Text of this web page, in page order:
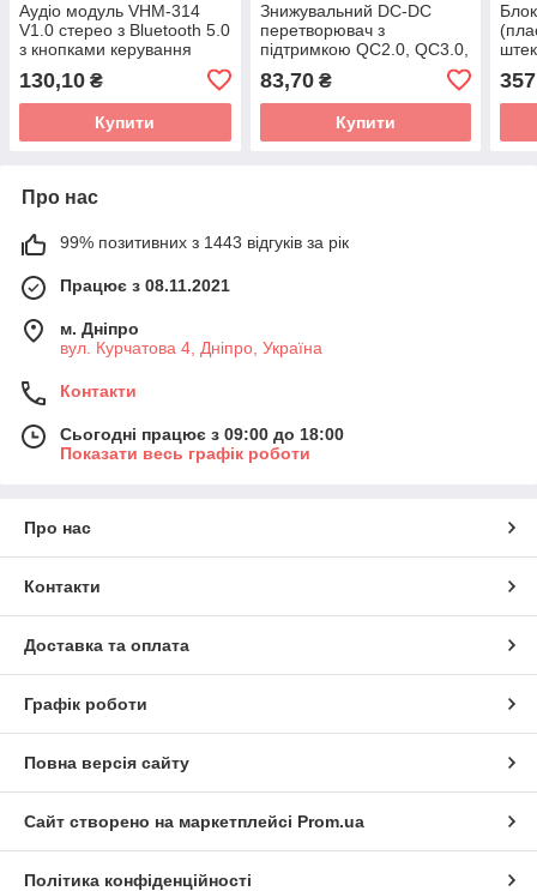
Аудіо модуль VHM-314
V1.0 стерео з Bluetooth 5.0
з кнопками керування
130,10 ₴
Купити
Знижувальний DC-DC
перетворювач з
підтримкою QC2.0, QC3.0,
вхід 6-32V, вихід USB 5V
83,70₴
Купити
Про нас
99% позитивних з 1443 відгуків за рік
Працює з 08.11.2021
м. Дніпро
вул. Курчатова 4, Дніпро, Україна
Контакти
Сьогодні працює з 09:00 до 18:00
Показати весь графік роботи
Про нас
Контакти
Доставка та оплата
Графік роботи
Повна версія сайту
Сайт створено на маркетплейсі Prom.ua
Політика конфіденційності